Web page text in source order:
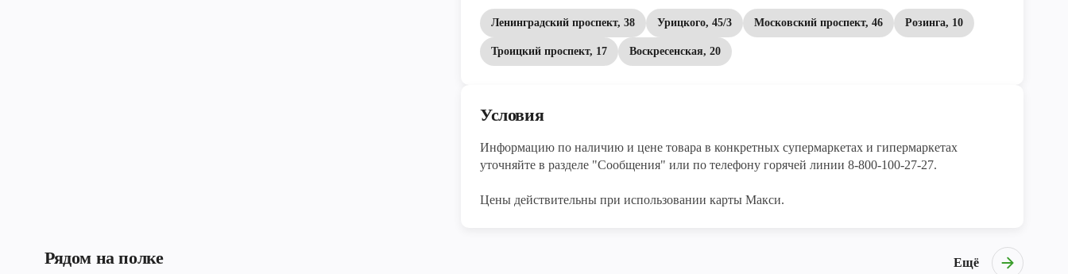
Ленинградский проспект, 38 Урицкого, 45/3 Московский проспект, 46 Розинга, 10
Троицкий проспект, 17 Воскресенская, 20
Условия
Информацию по наличию и цене товара в конкретных супермаркетах и гипермаркетах
уточняйте в разделе "Сообщения" или по телефону горячей линии 8-800-100-27-27.
Цены действительны при использовании карты Макси.
Рядом на полке Ещё